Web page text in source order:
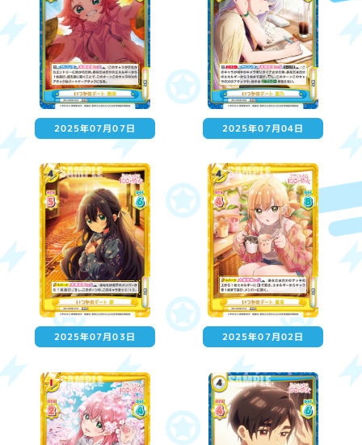
2025年07月07日 2025年07月04日
2025年07月03日 2025年07月02日